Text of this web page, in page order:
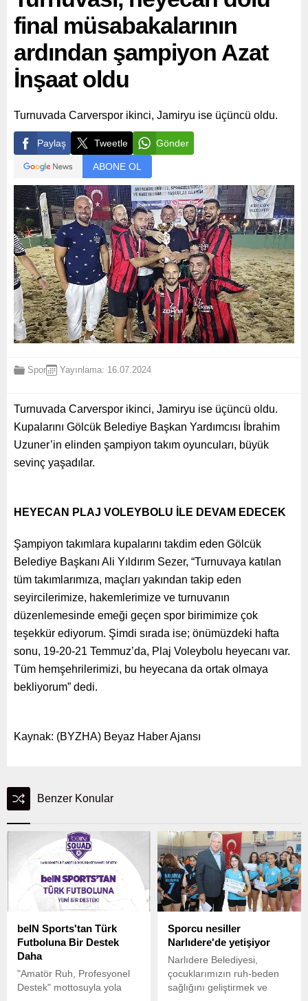
final müsabakalarının
ardından şampiyon Azat
İnşaat oldu
Turnuvada Carverspor ikinci, Jamiryu ise üçüncü oldu.
Paylaş Tweetle Gönder
ABONE OL
Spor Yayınlama: 16.07.2024
Turnuvada Carverspor ikinci, Jamiryu ise üçüncü oldu.
Kupalarını Gölcük Belediye Başkan Yardımcısı İbrahim
Uzuner’in elinden şampiyon takım oyuncuları, büyük
sevinç yaşadılar.
HEYECAN PLAJ VOLEYBOLU İLE DEVAM EDECEK
Şampiyon takımlara kupalarını takdim eden Gölcük
Belediye Başkanı Ali Yıldırım Sezer, “Turnuvaya katılan
tüm takımlarımıza, maçları yakından takip eden
seyircilerimize, hakemlerimize ve turnuvanın
düzenlemesinde emeği geçen spor birimimize çok
teşekkür ediyorum. Şimdi sırada ise; önümüzdeki hafta
sonu, 19-20-21 Temmuz’da, Plaj Voleybolu heyecanı var.
Tüm hemşehrilerimizi, bu heyecana da ortak olmaya
bekliyorum” dedi.
Kaynak: (BYZHA) Beyaz Haber Ajansı
Benzer Konular
beIN Sports'tan Türk
Futboluna Bir Destek
Daha
"Amatör Ruh, Profesyonel
Destek" mottosuyla yola
Sporcu nesiller
Narlıdere'de yetişiyor
Narlıdere Belediyesi,
çocuklarımızın ruh-beden
sağlığını geliştirmek ve